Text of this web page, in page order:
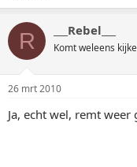
R ___Rebel___
Komt weleens
26 mrt 2010
Ja, echt wel, remt weer